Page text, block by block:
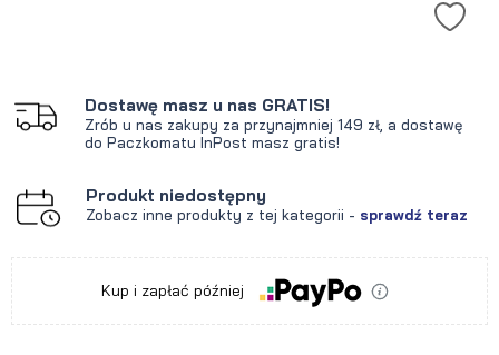
Dostawę masz u nas GRATIS!
Zrób u nas zakupy za przynajmniej 149 zł, a dostawę
do Paczkomatu InPost masz gratis!
Produkt niedostępny
Zobacz inne produkty z tej kategorii - sprawdź teraz
Kup i zapłać później